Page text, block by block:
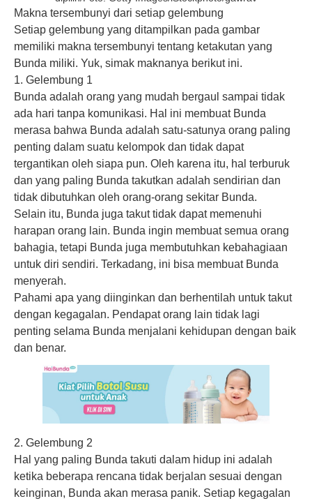
Makna tersembunyi dari setiap gelembung
Setiap gelembung yang ditampilkan pada gambar
memiliki makna tersembunyi tentang ketakutan yang
Bunda miliki. Yuk, simak maknanya berikut ini.
1. Gelembung 1
Bunda adalah orang yang mudah bergaul sampai tidak
ada hari tanpa komunikasi. Hal ini membuat Bunda
merasa bahwa Bunda adalah satu-satunya orang paling
penting dalam suatu kelompok dan tidak dapat
tergantikan oleh siapa pun. Oleh karena itu, hal terburuk
dan yang paling Bunda takutkan adalah sendirian dan
tidak dibutuhkan oleh orang-orang sekitar Bunda.
Selain itu, Bunda juga takut tidak dapat memenuhi
harapan orang lain. Bunda ingin membuat semua orang
bahagia, tetapi Bunda juga membutuhkan kebahagiaan
untuk diri sendiri. Terkadang, ini bisa membuat Bunda
menyerah.
Pahami apa yang diinginkan dan berhentilah untuk takut
dengan kegagalan. Pendapat orang lain tidak lagi
penting selama Bunda menjalani kehidupan dengan baik
dan benar.
2. Gelembung 2
Hal yang paling Bunda takuti dalam hidup ini adalah
ketika beberapa rencana tidak berjalan sesuai dengan
keinginan, Bunda akan merasa panik. Setiap kegagalan